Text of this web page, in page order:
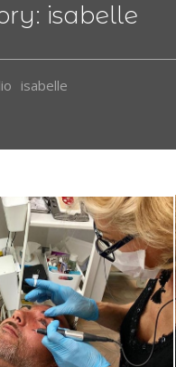
isabelle
isabelle